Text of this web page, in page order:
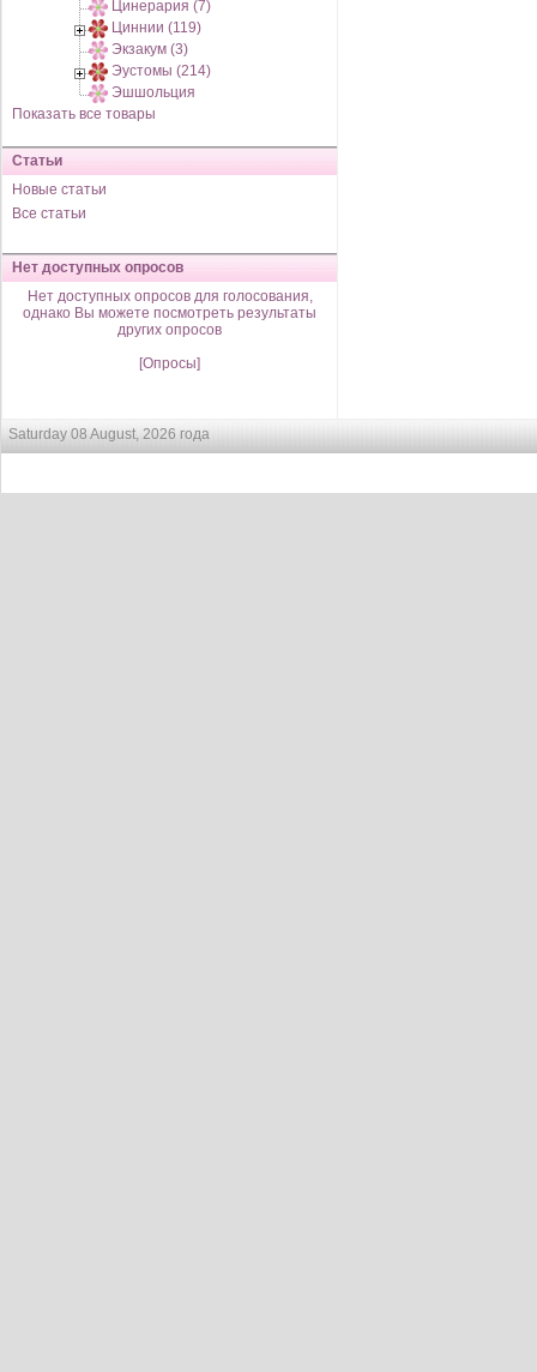
Цинерария (7)
Циннии (119)
Экзакум (3)
Эустомы (214)
Эшшольция
Показать все товары
Статьи
Новые статьи
Все статьи
Нет доступных опросов
Нет доступных опросов для голосования,
однако Вы можете посмотреть результаты
других опросов
[Опросы]
Saturday 08 August, 2026 года